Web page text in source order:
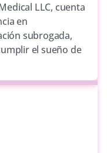
LLC, cuenta
en
subrogada,
el sueño de